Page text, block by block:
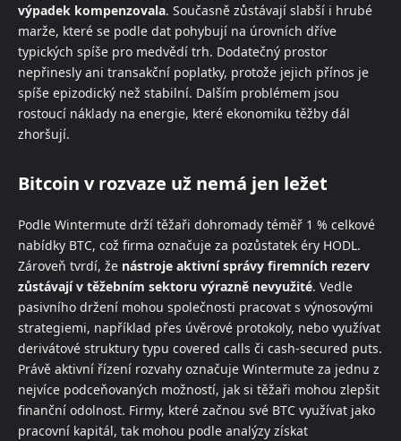
výpadek kompenzovala. Současně zůstávají slabší i hrubé
marže, které se podle dat pohybují na úrovních dříve
typických spíše pro medvědí trh. Dodatečný prostor
nepřinesly ani transakční poplatky, protože jejich přínos je
spíše epizodický než stabilní. Dalším problémem jsou
rostoucí náklady na energie, které ekonomiku těžby dál
zhoršují.
Bitcoin v rozvaze už nemá jen ležet
Podle Wintermute drží těžaři dohromady téměř 1 % celkové
nabídky BTC, což firma označuje za pozůstatek éry HODL.
Zároveň tvrdí, že nástroje aktivní správy firemních rezerv
zůstávají v těžebním sektoru výrazně nevyužité. Vedle
pasivního držení mohou společnosti pracovat s výnosovými
strategiemi, například přes úvěrové protokoly, nebo využívat
derivátové struktury typu covered calls či cash-secured puts.
Právě aktivní řízení rozvahy označuje Wintermute za jednu z
nejvíce podceňovaných možností, jak si těžaři mohou zlepšit
finanční odolnost. Firmy, které začnou své BTC využívat jako
pracovní kapitál, tak mohou podle analýzy získat